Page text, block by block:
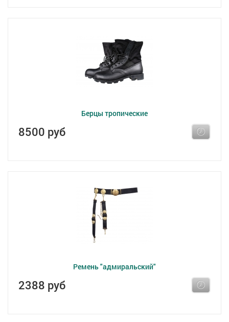
Берцы тропические
8500 руб
Ремень "адмиральский"
2388 руб